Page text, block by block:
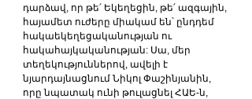
դարձավ, որ թե՛ Եկեղեցին, թե՛ ազգային,
հայամետ ուժերը միակամ են՝ ընդդեմ
հակաեկեղեցականության ու
հակահայկականության: Սա, մեր
տեղեկություններով, ավելի է
նյարդայնացնում Նիկոլ Փաշինյանին,
որը նպատակ ունի թուլացնել ՀԱԵ-ն,